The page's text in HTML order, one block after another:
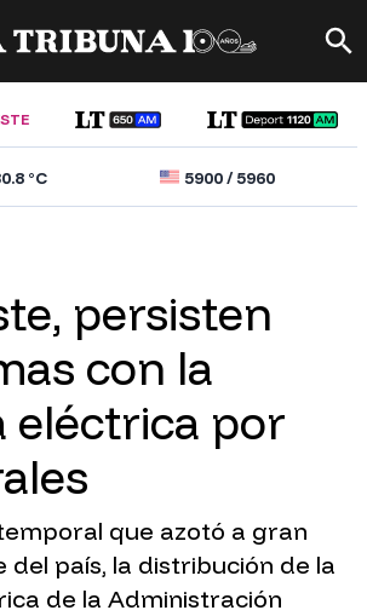
°C 5900/5960
persisten
con la
eléctrica por
que azotó a gran
del país, la distribución de la
de la Administración